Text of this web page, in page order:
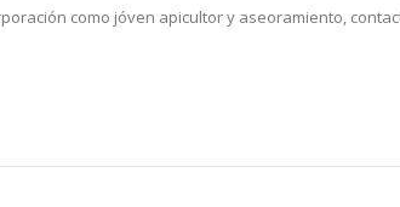
como jóven apicultor y aseoramiento,